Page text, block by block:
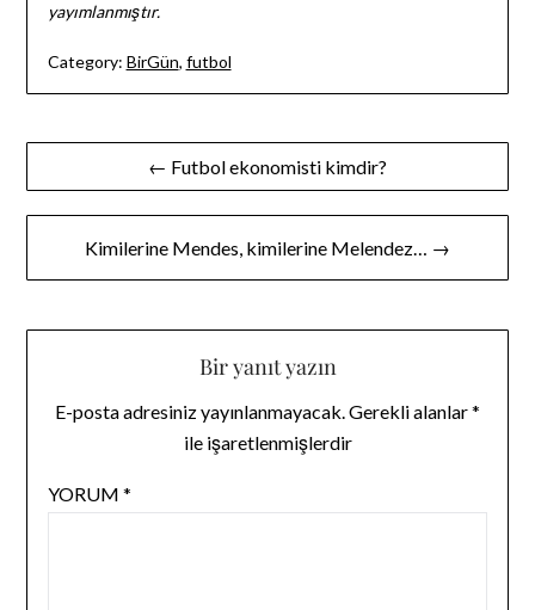
yayımlanmıştır.
Category: BirGün, futbol
Yazı
gezinmesi
← Futbol ekonomisti kimdir?
Kimilerine Mendes, kimilerine Melendez… →
Bir yanıt yazın
E-posta adresiniz yayınlanmayacak.Gerekli alanlar*
ile işaretlenmişlerdir
YORUM *